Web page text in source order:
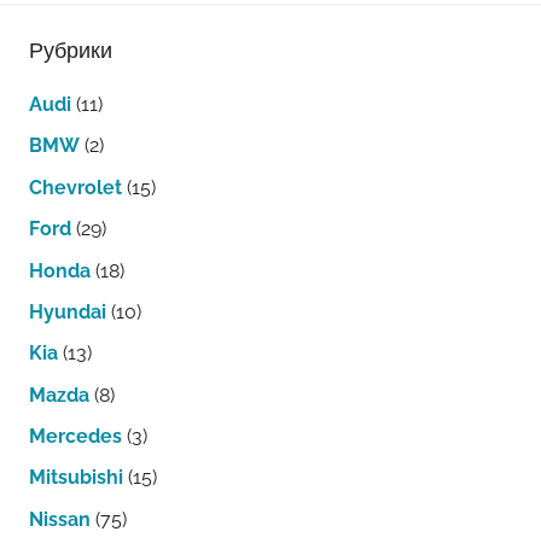
Рубрики
Audi (11)
BMW (2)
Chevrolet (15)
Ford (29)
Honda (18)
Hyundai (10)
Kia (13)
Mazda (8)
Mercedes (3)
Mitsubishi (15)
Nissan (75)